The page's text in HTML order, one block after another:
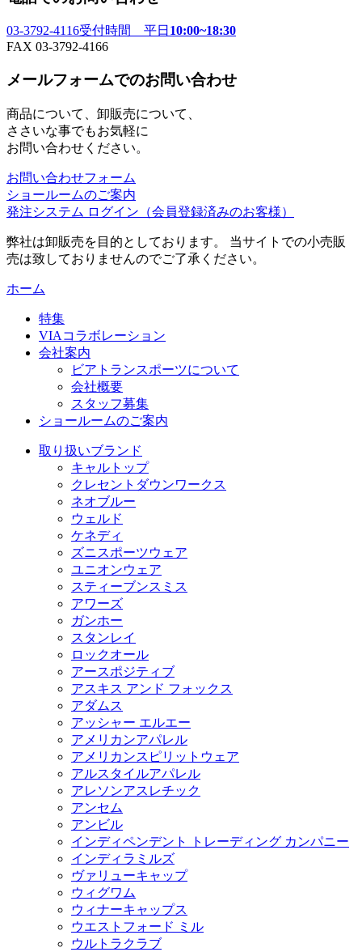
03-3792-4116受付時間 平日 10:00~18:30
FAX 03-3792-4166
メールフォームでのお問い合わせ
商品について、卸販売について、
ささいな事でもお気軽に
お問い合わせください。
お問い合わせフォーム
ショールームのご案内
発注システム ログイン （会員登録済みのお客様）
弊社は卸販売を目的としております。 当サイトでの小売販
売は致しておりませんのでご了承ください。
ホーム
特集
VIAコラボレーション
会社案内
ビアトランスポーツについて
会社概要
スタッフ募集
ショールームのご案内
取り扱いブランド
キャルトップ
クレセントダウンワークス
ネオブルー
ウェルド
ケネディ
ズニスポーツウェア
ユニオンウェア
スティーブンスミス
アワーズ
ガンホー
スタンレイ
ロックオール
アースポジティブ
アスキス アンド フォックス
アダムス
アッシャー エルエー
アメリカンアパレル
アメリカンスピリットウェア
アルスタイルアパレル
アレソンアスレチック
アンセム
アンビル
インディペンデント トレーディング カンパニー
インディラミルズ
ヴァリューキャップ
ウィグワム
ウィナーキャップス
ウエストフォード ミル
ウルトラクラブ